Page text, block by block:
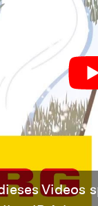
Videos